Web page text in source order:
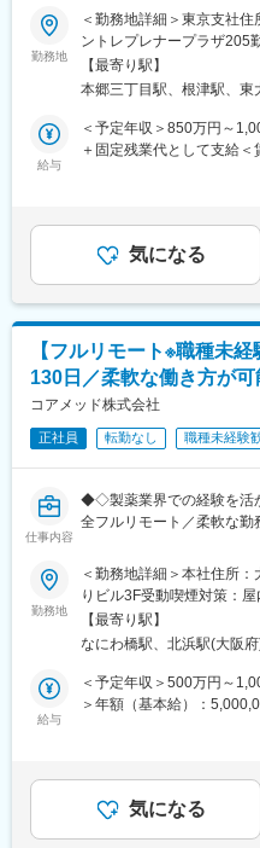
OJTを行いながら実務を覚
ます。さらにレベルアッ
社が費用負担します。3ヶ
で本社研修を実施し、資格
す。
■会社概要
株式会社ACCELStarsは、
ック企業として、睡眠を
バイスとAI解析クラウド
の事業を展開しています。
バイスや解析クラウドを
ストップで支援するサー
任のPMとして引き継ぎ、
■ポジション概要
用設計～問い合わせ対応
（契約/請求）までを一気
本ポジションは「研究者」
・社外（製薬・医療機関・
を巻き込み、デジタルも
■担当プロジェクト例
・大学研究室・医療機関
※案件は紹介・問い合わせ
てくる」よりも、引き受け
※1人あたり同時並行：2～
■主な業務内容
・PM業務：研究計画作成
ン設計・実行、問い合わ
行
勤務地
＜勤務地詳細＞東京支社
ントレプレナープラザ205
三丁目駅受動喫煙対策：
事業所（リモートワーク含
【最寄り駅】
本郷三丁目駅、根津駅、東
給与
＜予定年収＞850万円～
＋固定残業代として支給＜
＜昇給有無＞有＜残業手
ックオプション付与：都
安の金額であり、選考を
(月額)は固定手当を含めた
気になる
【フルリモート※職種未
130日／柔軟な働き方が
コアメッド株式会社
正社員 転勤なし 職種未経験
仕事内容
◆◇製薬業界での経験を活
全フルリモート／柔軟な勤
戦略のコンサルティング
■仕事内容：
医薬品開発におけるCMC
各種申請資料の作成業務を
新薬承認に関わる品質・
成までを担っていただきま
る資料の整備・評価・助言
・製造方法/試験方法に関
・安定性試験に関する資
勤務地
＜勤務地詳細＞本社住所
りビル3F受動喫煙対策：
【最寄り駅】
なにわ橋駅、北浜駅(大阪
給与
＜予定年収＞500万円～
＞年額（基本給）：
平均で夏2ヶ月分、冬2ヶ
り、選考を通じて上下す
気になる